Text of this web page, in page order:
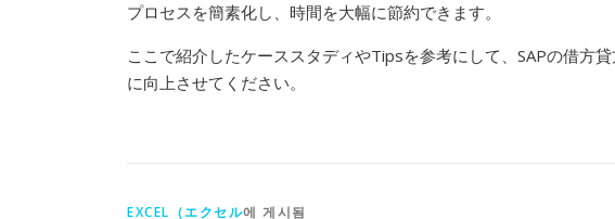
プロセスを簡素化し、時間を大幅に節約できます。
ここで紹介したケーススタディやTipsを参考にして、SAPの借方
に向上させてください。
EXCEL（エクセル에 게시됨